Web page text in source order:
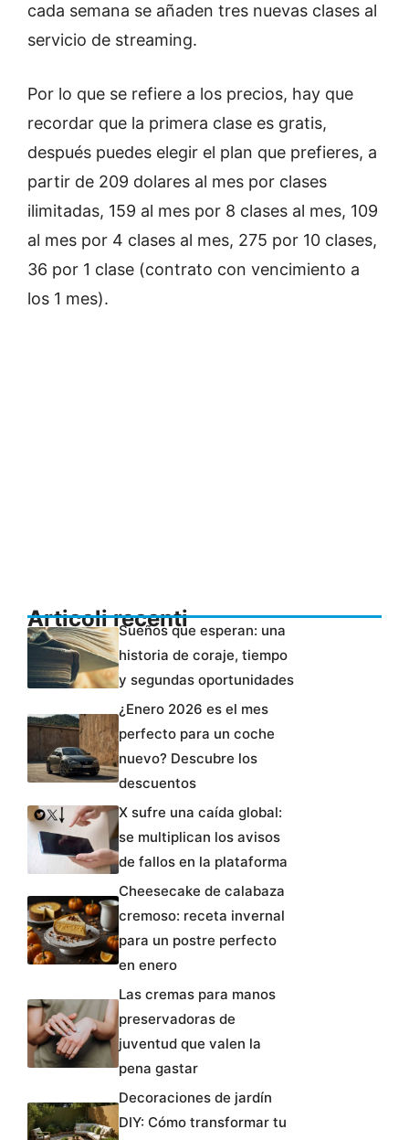
cada semana se añaden tres nuevas clases al
servicio de streaming.
Por lo que se refiere a los precios, hay que
recordar que la primera clase es gratis,
después puedes elegir el plan que prefieres, a
partir de 209 dolares al mes por clases
ilimitadas, 159 al mes por 8 clases al mes, 109
al mes por 4 clases al mes, 275 por 10 clases,
36 por 1 clase (contrato con vencimiento a
los 1 mes).
Articoli recentiSueños que esperan: una
historia de coraje, tiempo
y segundas oportunidades
¿Enero 2026 es el mes
perfecto para un coche
nuevo? Descubre los
descuentos
X sufre una caída global:
se multiplican los avisos
de fallos en la plataforma
Cheesecake de calabaza
cremoso: receta invernal
para un postre perfecto
en enero
Las cremas para manos
preservadoras de
juventud que valen la
pena gastar
Decoraciones de jardín
DIY: Cómo transformar tu